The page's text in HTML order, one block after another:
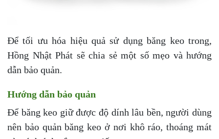
Để tối ưu hóa hiệu quả sử dụng băng keo trong,
Hồng Nhật Phát sẽ chia sẻ một số mẹo và hướng
dẫn bảo quản.
Hướng dẫn bảo quản
Để băng keo giữ được độ dính lâu bền, người dùng
nên bảo quản băng keo ở nơi khô ráo, thoáng mát